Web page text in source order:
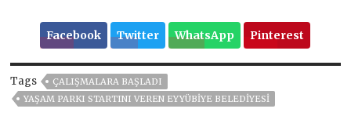
Facebook Twitter WhatsApp Pinterest
Tags
ÇALIŞMALARA BAŞLADI
YAŞAM PARKI STARTINI VEREN EYYÜBIYE BELEDIYESI